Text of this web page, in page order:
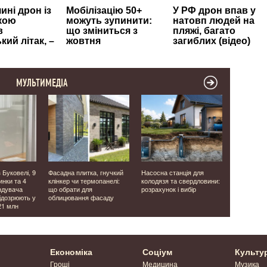
МУЛЬТИМЕДІА
9
та 4
у
млн
Фасадна плитка, гнучкий
клінкер чи термопанелі:
що обрати для
облицювання фасаду
Насосна станція для
колодязя та свердловини:
розрахунок і вибір
Економіка
Гроші
Соціум
Медицина Музика